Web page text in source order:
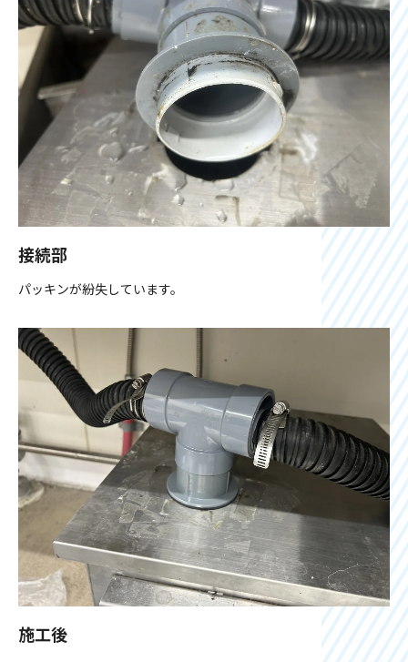
接続部
パッキンが紛失しています。
施工後